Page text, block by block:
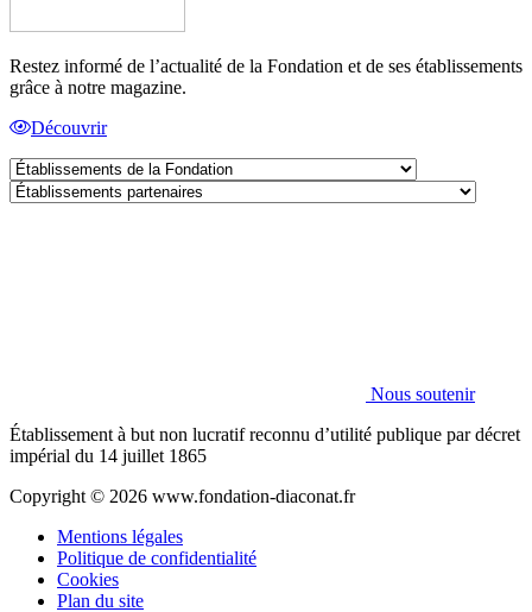
Restez informé de l’actualité de la Fondation et de ses établissements
grâce à notre magazine.
Découvrir
Établissements
de
la
Établissements
Nous soutenir
Établissement à but non lucratif reconnu d’utilité publique par décret
impérial du 14 juillet 1865
Copyright © 2026 www.fondation-diaconat.fr
Mentions légales
Politique de confidentialité
Cookies
Plan du site